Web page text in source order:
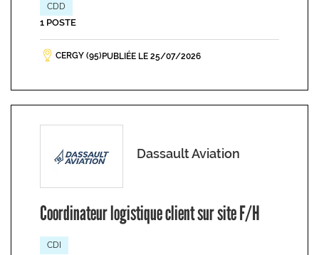
CDD
1 POSTE
CERGY (95) PUBLIÉE LE 25/07/2026
Dassault Aviation
Coordinateur logistique client sur site F/H
CDI